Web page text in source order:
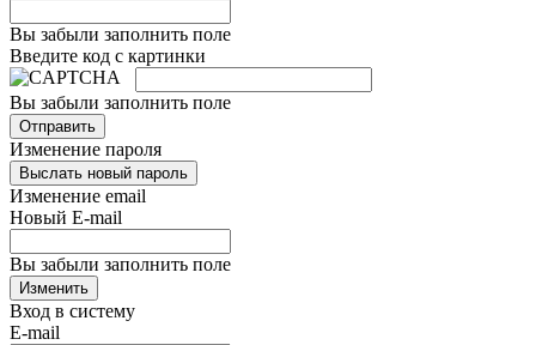
Вы забыли заполнить поле
Введите код с картинки
Вы забыли заполнить поле
Отправить
Изменение пароля
Выслать новый пароль
Изменение email
Новый E-mail
Вы забыли заполнить поле
Изменить
Вход в систему
E-mail